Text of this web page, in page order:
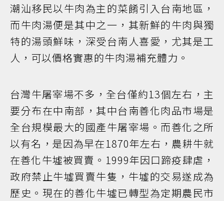
潮汕移民以牛肉為主的菜餚引入台南地區，
而牛肉湯便是其中之一，其新鮮的牛肉與獨
特的湯頭鮮味，深受台南人喜愛，尤其是工
人，可以價格實惠的牛肉湯補充體力。
台灣牛屠宰場不多，全台僅約13個左右，主
要分布在中南部，其中台南善化肉品市場是
全台規模最大的國產牛屠宰場。而善化之所
以有名，是因為早在1870年左右，農耕牛就
在善化牛墟被買賣。1999年因口蹄疫肆虐，
政府禁止牛墟買賣牛隻，牛墟的交易遂成為
歷史。現在的善化牛墟已轉型為定期農民市